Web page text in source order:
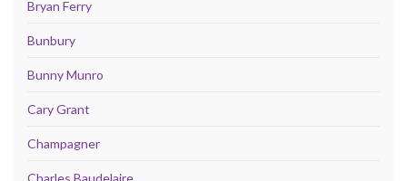
Bryan Ferry
Bunbury
Bunny Munro
Cary Grant
Champagner
Charles Baudelaire